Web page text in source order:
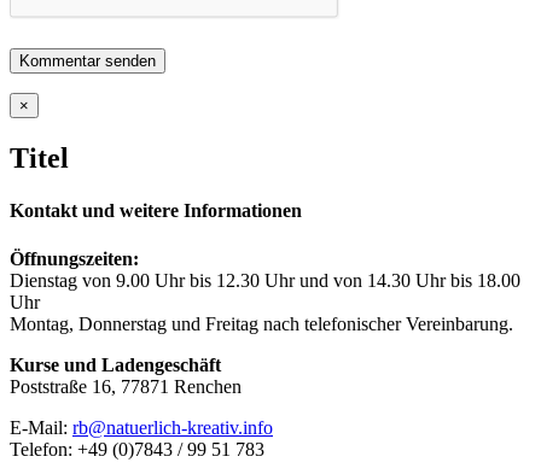
Close
product
view
×
Titel
Kontakt und weitere Informationen
Öffnungszeiten:
Dienstag von 9.00 Uhr bis 12.30 Uhr und von 14.30 Uhr bis 18.00
Uhr
Montag, Donnerstag und Freitag nach telefonischer Vereinbarung.
Kurse und Ladengeschäft
Poststraße 16, 77871 Renchen
E-Mail: rb@natuerlich-kreativ.info
Telefon: +49 (0)7843 / 99 51 783